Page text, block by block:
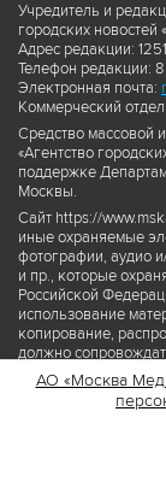
Учредитель и
городских
Адрес редакции:
Телефон редакции:
Электронная почта:
Коммерческий
Средство массовой
«Агентство
поддержке
Москвы.
Сайт https://
иные охраняемые
фотографии, аудио
и пр., которые
Российской
использование
копирование,
должно
правообладателя ©
www.mskagency.ru
материалов сайта
АО «Москва